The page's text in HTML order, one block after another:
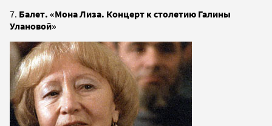
7. Балет. «Мона Лиза. Концерт к столетию Галины
Улановой»